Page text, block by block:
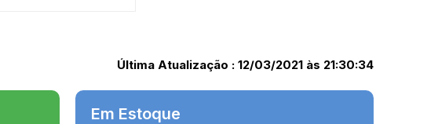
Última Atualização : 12/03/2021 às 21:30:34
Em Estoque